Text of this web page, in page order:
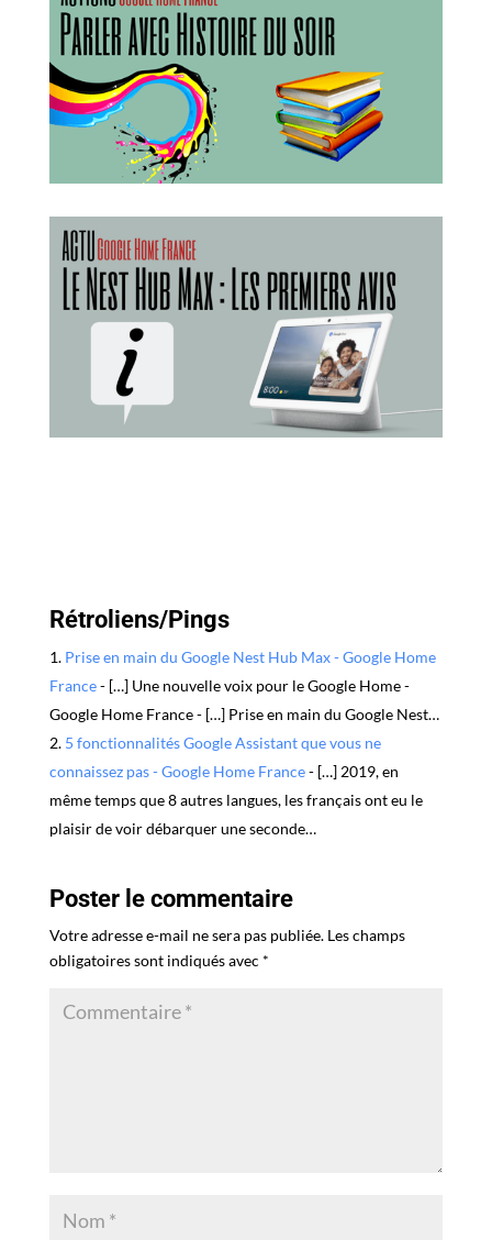
Rétroliens/Pings
Prise en main du Google Nest Hub Max - Google Home
France- […] Une nouvelle voix pour le Google Home -
Google Home France - […] Prise en main du Google Nest…
5 fonctionnalités Google Assistant que vous ne
connaissez pas - Google Home France- […] 2019, en
même temps que 8 autres langues, les français ont eu le
plaisir de voir débarquer une seconde…
Poster le commentaire
Votre adresse e-mail ne sera pas publiée. Les champs
obligatoires sont indiqués avec *